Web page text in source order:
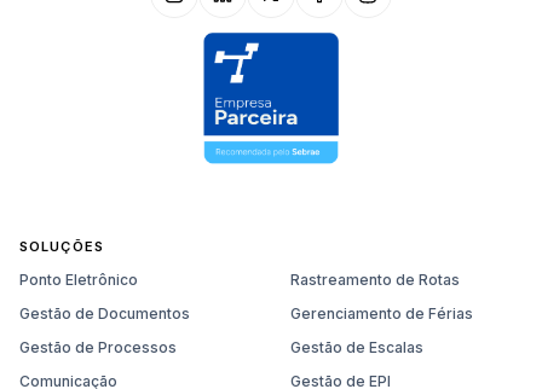
SOLUÇÕES
Ponto Eletrônico
Rastreamento de Rotas
Gestão de Documentos
Gerenciamento de Férias
Gestão de Processos
Gestão de Escalas
Comunicação
Gestão de EPI